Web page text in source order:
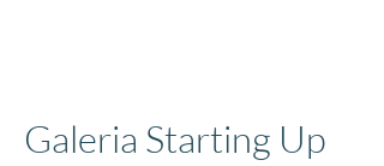
Galeria Starting Up